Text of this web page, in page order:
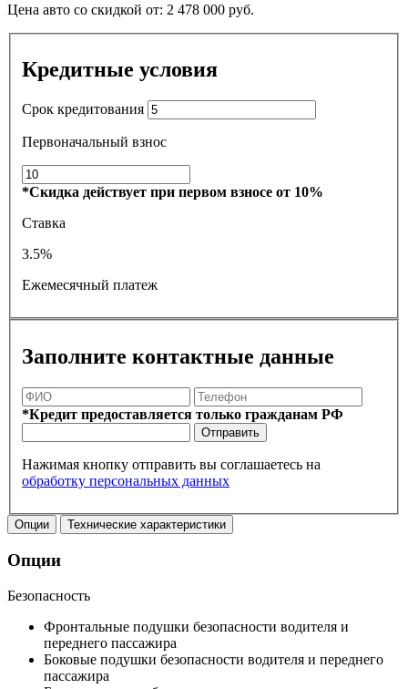
Цена авто со скидкой от: 2 478 000 руб.
Кредитные условия
Срок кредитования
Первоначальный взнос
*Скидка действует при первом взносе от 10%
Ставка
3.5%
Ежемесячный платеж
Заполните контактные данные
*Кредит предоставляется только гражданам РФ
Отправить
Нажимая кнопку отправить вы соглашаетесь на
обработку персональных данных
Опции Технические характеристики
Опции
Безопасность
Фронтальные подушки безопасности водителя и
переднего пассажира
Боковые подушки безопасности водителя и переднего
пассажира